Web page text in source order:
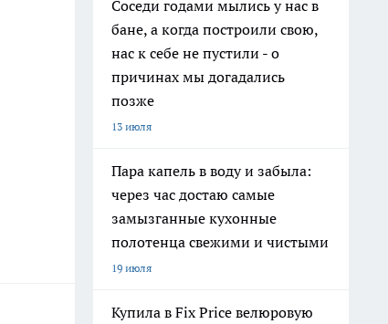
Соседи годами мылись у нас в
бане, а когда построили свою,
нас к себе не пустили - о
причинах мы догадались
позже
13 июля
Пара капель в воду и забыла:
через час достаю самые
замызганные кухонные
полотенца свежими и чистыми
19 июля
Купила в Fix Price велюровую